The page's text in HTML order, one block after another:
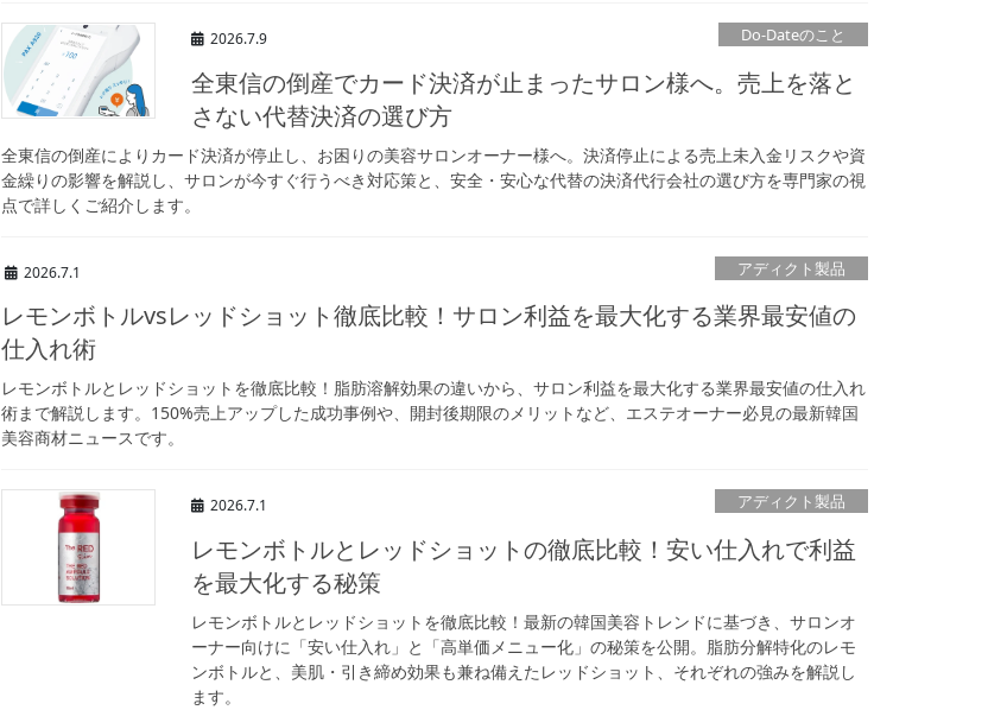
2026.7.9 Do-Dateのこと
全東信の倒産でカード決済が止まったサロン様へ。売上を落と
さない代替決済の選び方
全東信の倒産によりカード決済が停止し、お困りの美容サロンオーナー様へ。決済停止による売上未入金リスクや資
金繰りの影響を解説し、サロンが今すぐ行うべき対応策と、安全・安心な代替の決済代行会社の選び方を専門家の視
点で詳しくご紹介します。
2026.7.1 アディクト製品
レモンボトルvsレッドショット徹底比較！サロン利益を最大化する業界最安値の
仕入れ術
レモンボトルとレッドショットを徹底比較！脂肪溶解効果の違いから、サロン利益を最大化する業界最安値の仕入れ
術まで解説します。150%売上アップした成功事例や、開封後期限のメリットなど、エステオーナー必見の最新韓国
美容商材ニュースです。
2026.7.1 アディクト製品
レモンボトルとレッドショットの徹底比較！安い仕入れで利益
を最大化する秘策
レモンボトルとレッドショットを徹底比較！最新の韓国美容トレンドに基づき、サロンオ
ーナー向けに「安い仕入れ」と「高単価メニュー化」の秘策を公開。脂肪分解特化のレモ
ンボトルと、美肌・引き締め効果も兼ね備えたレッドショット、それぞれの強みを解説し
ます。